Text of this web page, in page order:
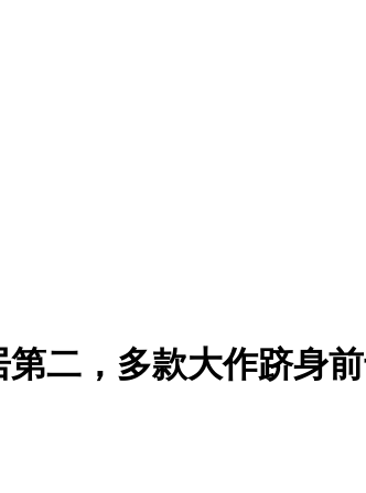
第二，多款大作跻身